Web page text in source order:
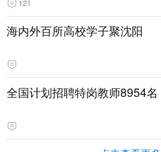
121
海内外百所高校学子聚沈阳
全国计划招聘特岗教师8954名